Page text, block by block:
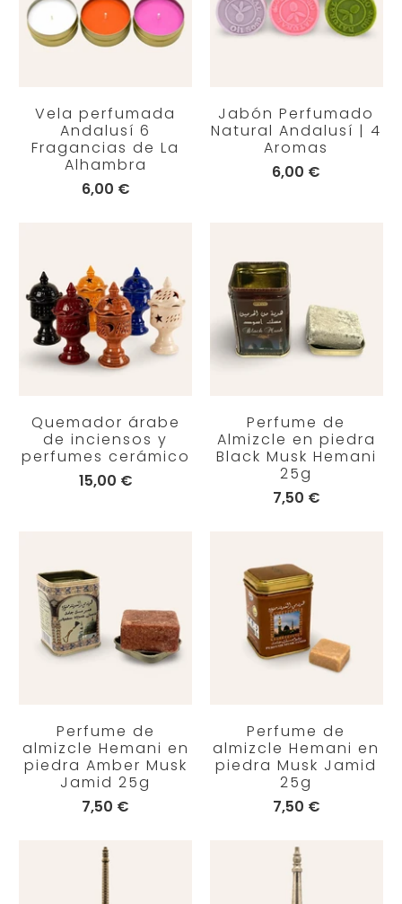
Vela perfumada
Andalusí 6
Fragancias de La
Alhambra
6,00 €
Jabón Perfumado
Natural Andalusí | 4
Aromas
6,00 €
Quemador árabe
de inciensos y
perfumes cerámico
15,00 €
Perfume de
Almizcle en piedra
Black Musk Hemani
25g
7,50 €
Perfume de
almizcle Hemani en
piedra Amber Musk
Jamid 25g
7,50 €
Perfume de
almizcle Hemani en
piedra Musk Jamid
25g
7,50 €